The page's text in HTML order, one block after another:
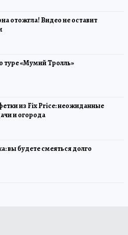
отожгла! Видео не оставит
туре «Мумий Тролль»
из Fix Price: неожиданные
и огорода
вы будете смеяться долго